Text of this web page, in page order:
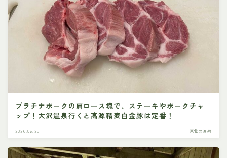
プラチナポークの肩ロース塊で、ステーキやポークチャ
ップ！大沢温泉行くと髙源精麦白金豚は定番！
2026.06.28 東北の温泉